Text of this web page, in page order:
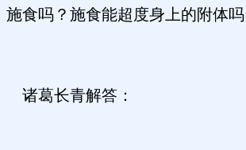
施食吗？施食能超度身上的附体吗
诸葛长青解答：